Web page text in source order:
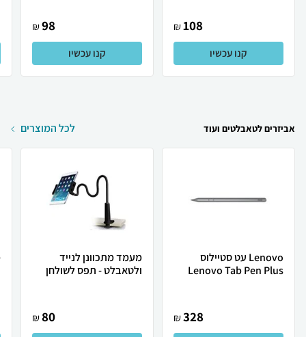
108
₪
קנו עכשיו
98
₪
קנו עכשיו
אביזרים לטאבלטים ועוד לכל המוצרים
Lenovo עט סטיילוס
Lenovo Tab Pen Plus
328
₪
מעמד מתכוונן לנייד
ולטאבלט - תפס לשולחן
80
₪